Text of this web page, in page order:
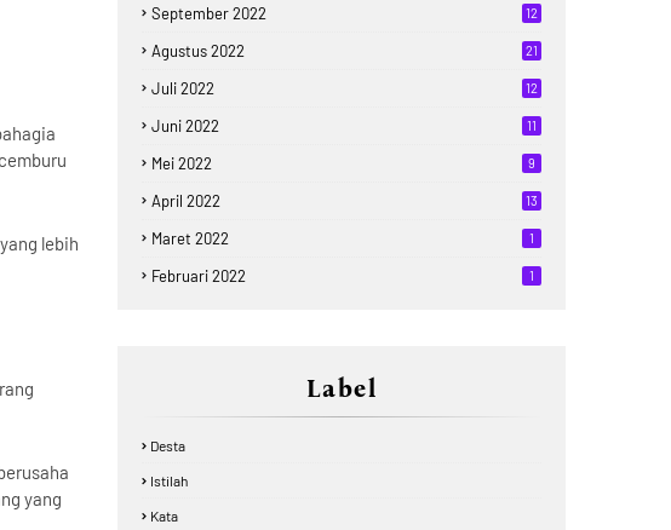
lebih
yang
September 2022 12
Agustus 2022 21
Juli 2022 12
Juni 2022 11
Mei 2022 9
April 2022 13
Maret 2022 1
Februari 2022 1
Label
Desta
Istilah
Kata